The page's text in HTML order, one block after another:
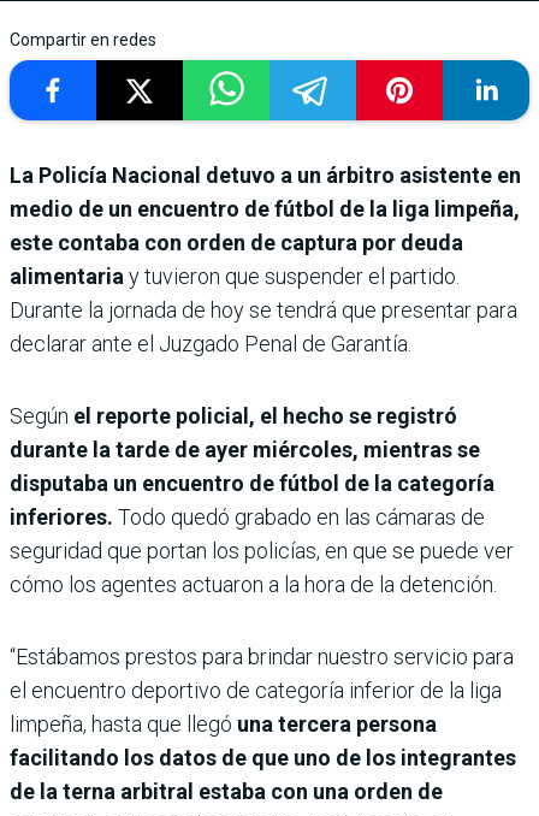
Compartir en redes
La Policía Nacional detuvo a un árbitro asistente en
medio de un encuentro de fútbol de la liga limpeña,
este contaba con orden de captura por deuda
alimentariay tuvieron que suspender el partido.
Durante la jornada de hoy se tendrá que presentar para
declarar ante el Juzgado Penal de Garantía.
Según el reporte policial, el hecho se registró
durante la tarde de ayer miércoles, mientras se
disputaba un encuentro de fútbol de la categoría
inferiores. Todo quedó grabado en las cámaras de
seguridad que portan los policías, en que se puede ver
cómo los agentes actuaron a la hora de la detención.
“Estábamos prestos para brindar nuestro servicio para
el encuentro deportivo de categoría inferior de la liga
limpeña, hasta que llegó una tercera persona
facilitando los datos de que uno de los integrantes
de la terna arbitral estaba con una orden de